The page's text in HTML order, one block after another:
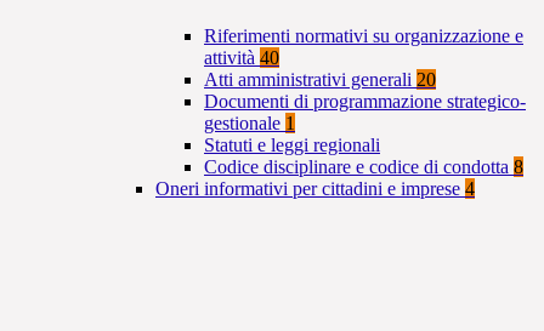
Riferimenti normativi su organizzazione e
attività 40
Atti amministrativi generali 20
Documenti di programmazione strategico-
gestionale 1
Statuti e leggi regionali
Codice disciplinare e codice di condotta 8
Oneri informativi per cittadini e imprese 4